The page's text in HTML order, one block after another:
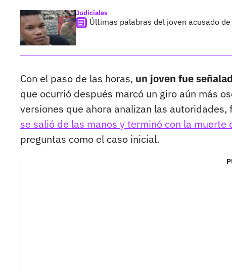
Judiciales
Últimas palabras del joven acusado
Con el paso de las horas, un joven fue
que ocurrió después marcó un giro aún más
versiones que ahora analizan las
se salió de las manos y terminó con la muerte
preguntas como el caso inicial.